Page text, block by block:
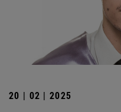
20 | 02 | 2025